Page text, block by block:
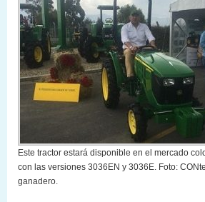
Este tractor estará disponible en el mercado
con las versiones 3036EN y 3036E. Foto:
ganadero.